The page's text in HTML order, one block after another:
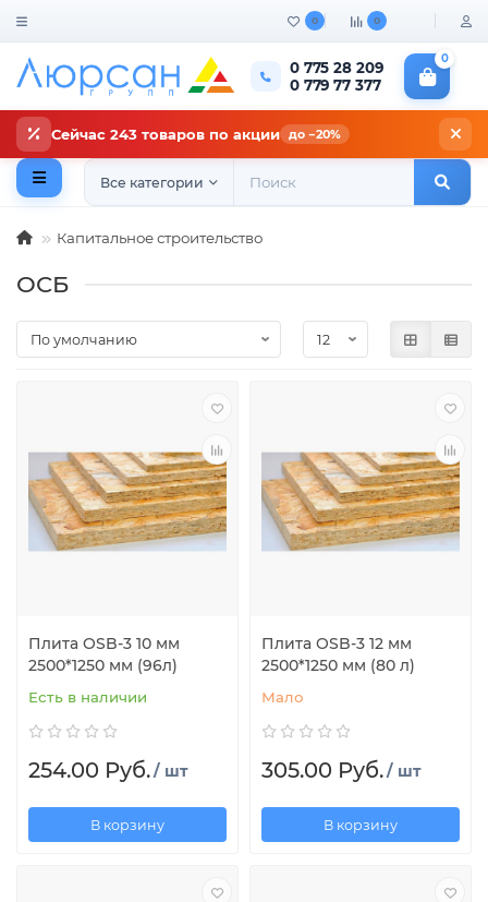
0 0
0 775 28 209
0 779 77 377
0
Сейчас 243 товаров по акции до −20%
Все категории
Капитальное строительство
ОСБ
Плита OSB-3 10 мм
2500*1250 мм (96л)
Есть в наличии
254.00 Руб./ шт
В корзину
Плита OSB-3 12 мм
2500*1250 мм (80 л)
Мало
305.00 Руб./ шт
В корзину